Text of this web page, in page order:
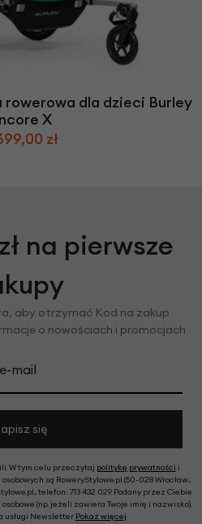
rowerowa dla dzieci Burley
X
zł
na pierwsze
aby otrzymać Kod na zakup
o nowościach i promocjach
mail
się
W tym celu przeczytaj politykę prywatności i
są RoweryStylowe.pl (50-028 Wrocław,
telefon: 713 432 029. Podany przez Ciebie
(np. jeżeli zawiera Twoje imię i nazwisko).
usługi Newsletter Pokaż więcej